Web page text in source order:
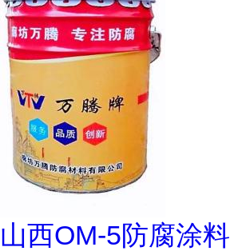
山西OM-5防腐涂料